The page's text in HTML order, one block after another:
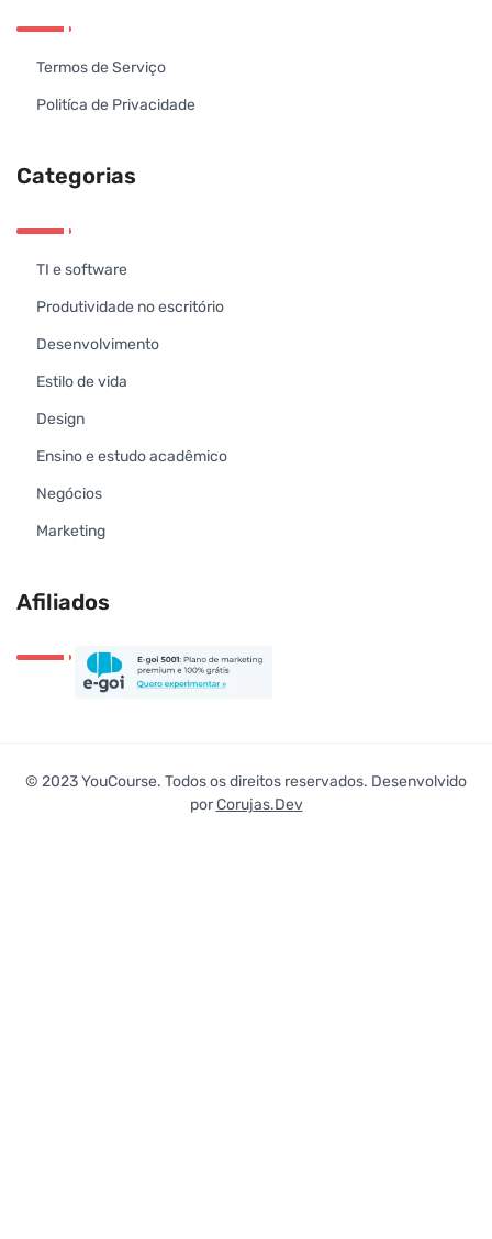
Termos de Serviço
Politíca de Privacidade
Categorias
TI e software
Produtividade no escritório
Desenvolvimento
Estilo de vida
Design
Ensino e estudo acadêmico
Negócios
Marketing
Afiliados
© 2023 YouCourse. Todos os direitos reservados. Desenvolvido
porCorujas.Dev